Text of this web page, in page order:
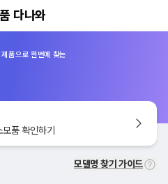
다나와
품으로 한번에 찾는
품 확인하기
모델명 찾기 가이드